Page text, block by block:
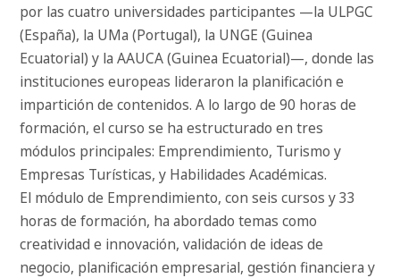
por las cuatro universidades participantes —la ULPGC
(España), la UMa (Portugal), la UNGE (Guinea
Ecuatorial) y la AAUCA (Guinea Ecuatorial)—, donde las
instituciones europeas lideraron la planificación e
impartición de contenidos. A lo largo de 90 horas de
formación, el curso se ha estructurado en tres
módulos principales: Emprendimiento, Turismo y
Empresas Turísticas, y Habilidades Académicas.
El módulo de Emprendimiento, con seis cursos y 33
horas de formación, ha abordado temas como
creatividad e innovación, validación de ideas de
negocio, planificación empresarial, gestión financiera y